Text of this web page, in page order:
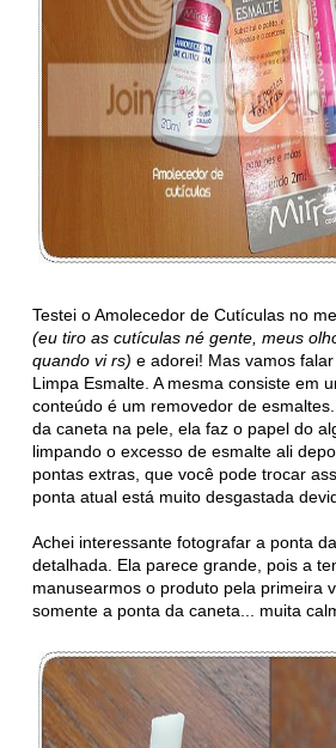
Testei o Amolecedor de Cutículas no
(eu tiro as cutículas né gente, meus
quando vi rs)e adorei! Mas vamos
Limpa Esmalte. A mesma consiste em
conteúdo é um removedor de
da caneta na pele, ela faz o papel do
limpando o excesso de esmalte ali
pontas extras, que você pode trocar
ponta atual está muito desgastada
Achei interessante fotografar a ponta
detalhada. Ela parece grande, pois a
manusearmos o produto pela primeira
somente a ponta da caneta... muita